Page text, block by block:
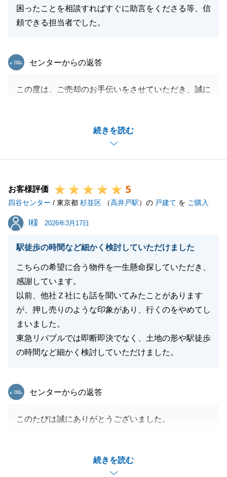
困ったことを相談すればすぐに助言をくださる等、信
頼できる担当者でした。
続きを読む
東急リバブル
センターからの返答
この度は、ご売却のお手伝いをさせていただき、誠に
今後もご相談等ございましたら、いつでもご連絡下さ
いませ。
閉じる
お客様評価 5
四谷センター / 東京都 杉並区 （高井戸駅）の 戸建て を ご購入
I様
I様 2026年3月17日
駅徒歩の時間など細かく検討していただけました
こちらの希望に合う物件を一生懸命探していただき、
感謝しています。
以前、他社Ｚ社にも話を聞いてみたことがあります
が、押し売りのような印象があり、行くのをやめてし
まいました。
東急リバブルでは即断即決でなく、土地の形や駅徒歩
の時間など細かく検討していただけました。
続きを読む
東急リバブル
センターからの返答
このたびは誠にありがとうございました。